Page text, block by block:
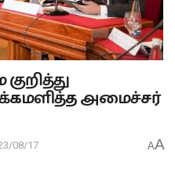
அமைச்சர்
08/17 AA